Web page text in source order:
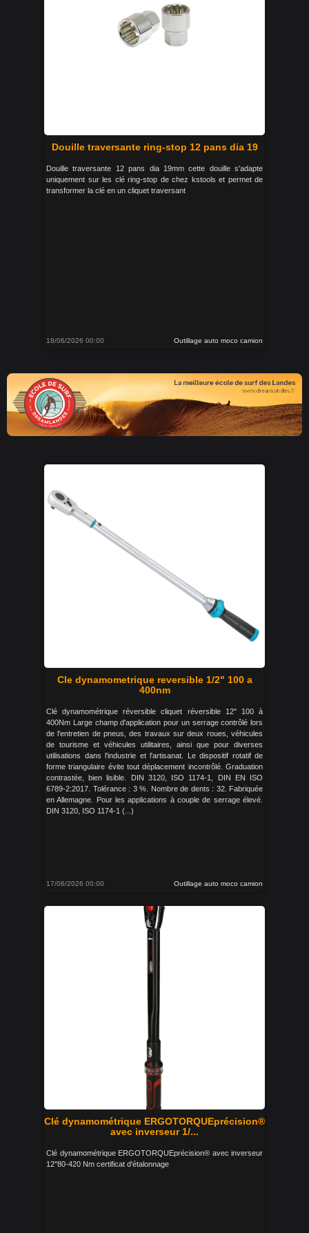
Douille traversante ring-stop 12 pans dia 19
Douille traversante 12 pans dia 19mm cette douille s'adapte
uniquement sur les clé ring-stop de chez kstools et permet de
transformer la clé en un cliquet traversant
18/06/2026 00:00 Outillage auto moco camion
Cle dynamometrique reversible 1/2" 100 a
400nm
Clé dynamométrique réversible cliquet réversible 12" 100 à
400Nm Large champ d'application pour un serrage contrôlé lors
de l'entretien de pneus, des travaux sur deux roues, véhicules
de tourisme et véhicules utilitaires, ainsi que pour diverses
utilisations dans l'industrie et l'artisanat. Le dispositif rotatif de
forme triangulaire évite tout déplacement incontrôlé. Graduation
contrastée, bien lisible. DIN 3120, ISO 1174-1, DIN EN ISO
6789-2:2017. Tolérance : 3 %. Nombre de dents : 32. Fabriquée
en Allemagne. Pour les applications à couple de serrage élevé.
DIN 3120, ISO 1174-1 (...)
17/06/2026 00:00 Outillage auto moco camion
Clé dynamométrique ERGOTORQUEprécision®
avec inverseur 1/...
Clé dynamométrique ERGOTORQUEprécision® avec inverseur
12''80-420 Nm certificat d'étalonnage